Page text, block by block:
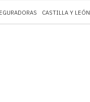
CASTILLA Y LEÓN